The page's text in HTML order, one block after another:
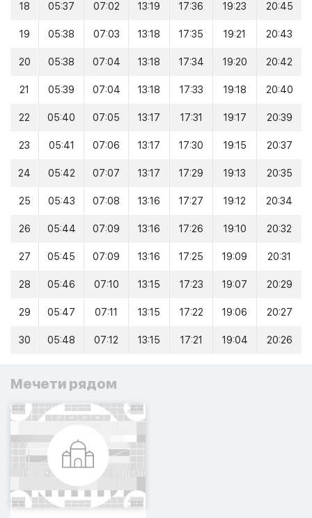
18 05:37 07:02 13:19 17:36 19:23 20:45
19 05:38 07:03 13:18 17:35 19:21 20:43
20 05:38 07:04 13:18 17:34 19:20 20:42
21 05:39 07:04 13:18 17:33 19:18 20:40
22 05:40 07:05 13:17 17:31 19:17 20:39
23 05:41 07:06 13:17 17:30 19:15 20:37
24 05:42 07:07 13:17 17:29 19:13 20:35
25 05:43 07:08 13:16 17:27 19:12 20:34
26 05:44 07:09 13:16 17:26 19:10 20:32
27 05:45 07:09 13:16 17:25 19:09 20:31
28 05:46 07:10 13:15 17:23 19:07 20:29
29 05:47 07:11 13:15 17:22 19:06 20:27
30 05:48 07:12 13:15 17:21 19:04 20:26
Мечети рядом